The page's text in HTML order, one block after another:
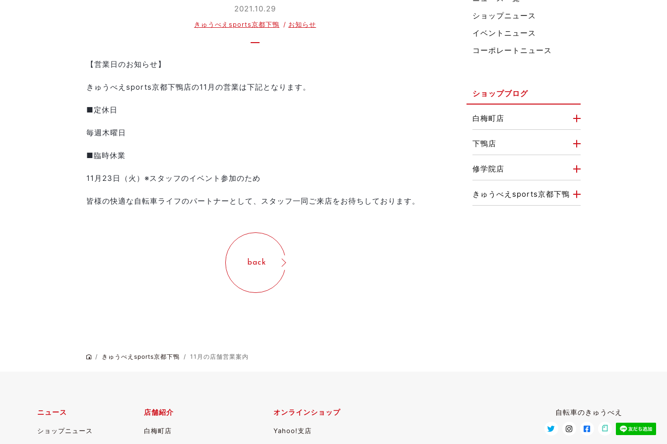
2021.10.29
きゅうべえsports京都下鴨 お知らせ
【営業日のお知らせ】
きゅうべえsports京都下鴨店の11月の営業は下記となります。
■定休日
毎週木曜日
■臨時休業
11月23日（火）※スタッフのイベント参加のため
皆様の快適な自転車ライフのパートナーとして、スタッフ一同ご来店をお待ちしております。
back
ショップニュース
イベントニュース
コーポレートニュース
ショップブログ
白梅町店
下鴨店
修学院店
きゅうべえsports京都下鴨
きゅうべえsports京都下鴨 11月の店舗営業案内
ニュース
ショップニュース
店舗紹介
白梅町店
オンラインショップ
Yahoo!支店
自転車のきゅうべえ